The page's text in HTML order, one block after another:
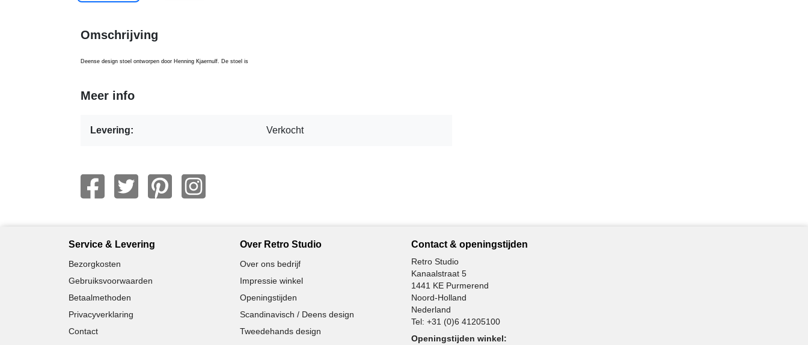
Omschrijving
Deense design stoel ontworpen door Henning Kjaernulf. De stoel is
Meer info
Levering: Verkocht
Service & Levering
Bezorgkosten
Gebruiksvoorwaarden
Betaalmethoden
Privacyverklaring
Contact
Over Retro Studio
Over ons bedrijf
Impressie winkel
Openingstijden
Scandinavisch / Deens design
Tweedehands design
Contact & openingstijden
Retro Studio
Kanaalstraat 5
1441 KE Purmerend
Noord-Holland
Nederland
Tel: +31 (0)6 41205100
Openingstijden winkel: